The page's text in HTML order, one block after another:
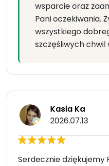
wsparcie oraz
Pani oczekiwania.
wszystkiego
szczęśliwych chwil
Kasia Ka
2026.07.13
Serdecznie dziękujemy